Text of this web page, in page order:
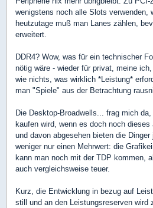
wenigstens noch alle Slots verwenden,
heutzutage muß man Lanes zählen,
erweitert.
DDR4? Wow, was für ein technischer
nötig wäre - wieder für privat, meine
wie nichts, was wirklich *Leistung*
man "Spiele" aus der Betrachtung
Die Desktop-Broadwells... frag mich
kaufen wird, wenn es doch noch
und davon abgesehen bieten die
weniger nur einen Mehrwert: die
kann man noch mit der TDP kommen,
auch vergleichsweise teuer.
Kurz, die Entwicklung in bezug auf
still und an den Leistungsreserven wird